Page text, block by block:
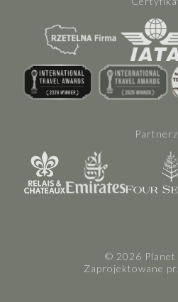
© 2026 Planet
Zaprojektowane